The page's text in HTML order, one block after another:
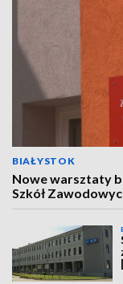
BIAŁYSTOK
Nowe warsztaty
Szkół